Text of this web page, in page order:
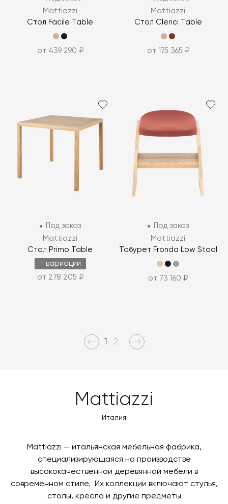
Mattiazzi
Стол Facile Table
от 439 290 ₽
Mattiazzi
Стол Clerici Table
от 175 365 ₽
Под заказ
Mattiazzi
Стол Primo Table
+ вариации
от 278 205 ₽
Под заказ
Mattiazzi
Табурет Fronda Low Stool
от 73 160 ₽
1 2
Mattiazzi
Италия
Mattiazzi — итальянская мебельная фабрика,
специализирующаяся на производстве
высококачественной деревянной мебели в
современном стиле. Их коллекции включают стулья,
столы, кресла и другие предметы